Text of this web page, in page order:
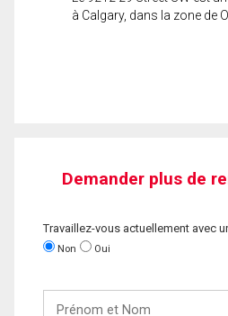
à Calgary, dans la zone de
Demander plus de
Travaillez-vous actuellement avec
Non Oui